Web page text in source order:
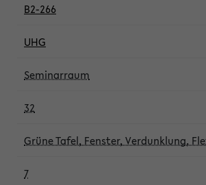
B2-266
UHG
Seminarraum
32
Grüne Tafel, Fenster, Verdunklung,
7